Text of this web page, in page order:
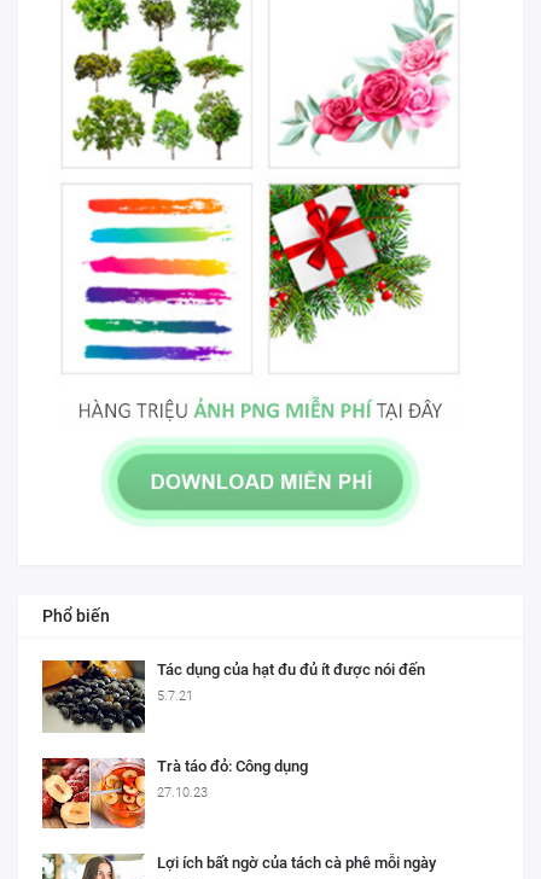
Phổ biến
Tác dụng của hạt đu đủ ít được nói đến
5.7.21
Trà táo đỏ: Công dụng
27.10.23
Lợi ích bất ngờ của tách cà phê mỗi ngày